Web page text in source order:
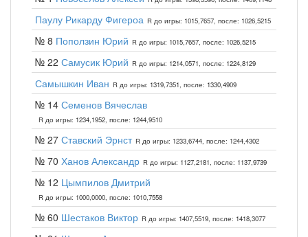
Паулу Рикарду Фигероа R до игры: 1015,7657, после: 1026,5215
№ 8 Поползин Юрий R до игры: 1015,7657, после: 1026,5215
№ 22 Самусик Юрий R до игры: 1214,0571, после: 1224,8129
Самышкин Иван R до игры: 1319,7351, после: 1330,4909
№ 14 Семенов Вячеслав
R до игры: 1234,1952, после: 1244,9510
№ 27 Ставский Эрнст R до игры: 1233,6744, после: 1244,4302
№ 70 Ханов Александр R до игры: 1127,2181, после: 1137,9739
№ 12 Цымпилов Дмитрий
R до игры: 1000,0000, после: 1010,7558
№ 60 Шестаков Виктор R до игры: 1407,5519, после: 1418,3077